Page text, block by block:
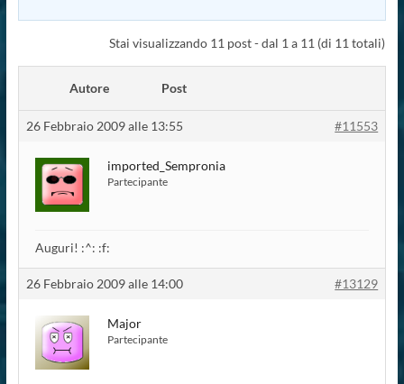
Stai visualizzando 11 post - dal 1 a 11 (di 11 totali)
Autore Post
26 Febbraio 2009 alle 13:55 #11553
imported_Sempronia
Partecipante
Auguri! :^: :f:
26 Febbraio 2009 alle 14:00 #13129
Major
Partecipante